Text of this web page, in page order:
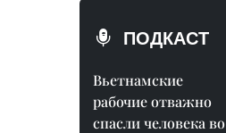
ПОДКАСТ
Вьетнамские
рабочие отважно
спасли человека во